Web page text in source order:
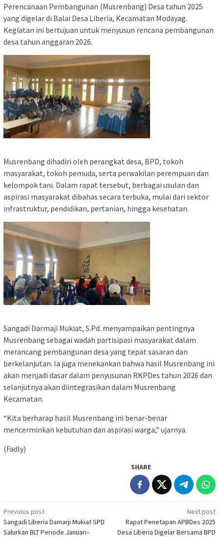
Perencanaan Pembangunan (Musrenbang) Desa tahun 2025
yang digelar di Balai Desa Liberia, Kecamatan Modayag.
Kegiatan ini bertujuan untuk menyusun rencana pembangunan
desa tahun anggaran 2026.
Musrenbang dihadiri oleh perangkat desa, BPD, tokoh
masyarakat, tokoh pemuda, serta perwakilan perempuan dan
kelompok tani. Dalam rapat tersebut, berbagai usulan dan
aspirasi masyarakat dibahas secara terbuka, mulai dari sektor
infrastruktur, pendidikan, pertanian, hingga kesehatan.
Sangadi Darmaji Mukiat, S.Pd. menyampaikan pentingnya
Musrenbang sebagai wadah partisipasi masyarakat dalam
merancang pembangunan desa yang tepat sasaran dan
berkelanjutan. Ia juga menekankan bahwa hasil Musrenbang ini
akan menjadi dasar dalam penyusunan RKPDes tahun 2026 dan
selanjutnya akan diintegrasikan dalam Musrenbang
Kecamatan.
“Kita berharap hasil Musrenbang ini benar-benar
mencerminkan kebutuhan dan aspirasi warga,” ujarnya.
(Fadly)
SHARE
Post
navigation
Previous post
Sangadi Liberia Damarji Mukiat SPD
Salurkan BLT Periode Januari–
Next post
Rapat Penetapan APBDes 2025
Desa Liberia Digelar Bersama BPD